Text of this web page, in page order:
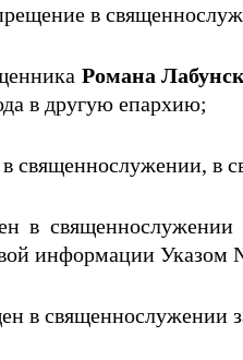
в
Романа
в другую епархию;
священнослужении, в
в священнослужении
информации Указом
в священнослужении